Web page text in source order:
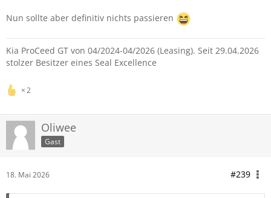
Nun sollte aber definitiv nichts passieren
Kia ProCeed GT von 04/2024-04/2026 (Leasing). Seit 29.04.2026
stolzer Besitzer eines Seal Excellence
2
Oliwee
Gast
18. Mai 2026 #239